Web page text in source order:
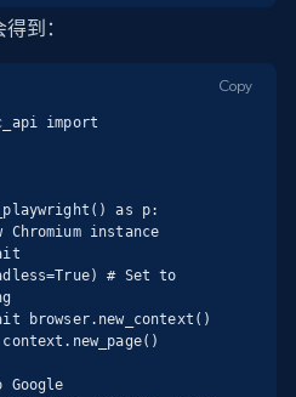
到：
import
# Set to
Copy